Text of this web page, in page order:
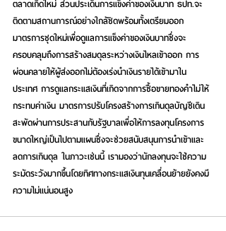
ตลาดเกิดใหม่ ส่วนประเด็นการแข็งค่าของเงินบาท ธปท.จะ
ติดตามสถานการณ์อย่างใกล้ชิดพร้อมทั้งเตรียมออก
มาตรการชุดใหม่เพื่อดูแลการแข็งค่าของเงินบาทซึ่งจะ
ครอบคลุมถึงการสร้างสมดุลระหว่างเงินไหลเข้าออก การ
ผ่อนคลายให้ผู้ส่งออกไม่ต้องเร่งนำเงินรายได้เข้ามาใน
ประเทศ การดูแลกระแสเงินที่เกิดจากการซื้อขายทองคำไม่ให้
กระทบค่าเงิน มาตรการปรับโครงสร้างการเกินดุลบัญชีเดิน
สะพัดผ่านการประสานกับรัฐบาลเพื่อให้การลงทุนโครงการ
ขนาดใหญ่เป็นไปตามแผนซึ่งจะช่วยสนับสนุนการนำเข้าและ
ลดการเกินดุล ในภาวะเช่นนี้ เรามองว่านักลงทุนจะใช้ความ
ระมัดระวังมากขึ้นโดยทิศทางกระแสเงินทุนเคลื่อนย้ายยังคงมี
ความไม่แน่นอนสูง